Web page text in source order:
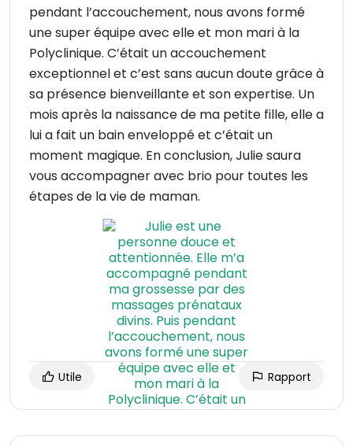
pendant l’accouchement, nous avons formé
une super équipe avec elle et mon mari à la
Polyclinique. C’était un accouchement
exceptionnel et c’est sans aucun doute grâce à
sa présence bienveillante et son expertise. Un
mois après la naissance de ma petite fille, elle a
lui a fait un bain enveloppé et c’était un
moment magique. En conclusion, Julie saura
vous accompagner avec brio pour toutes les
étapes de la vie de maman.
Utile Rapport